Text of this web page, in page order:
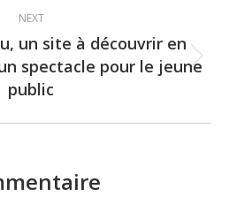
NEXT
Next
post:
un site à découvrir en
spectacle pour le jeune
public